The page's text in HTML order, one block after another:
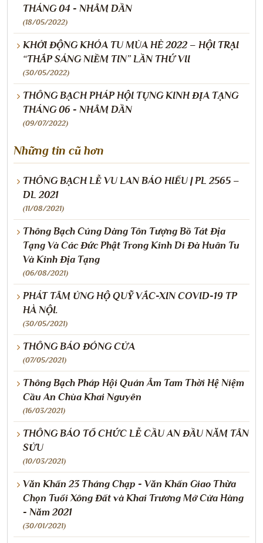
THÁNG 04 - NHÂM DẦN
(18/05/2022)
KHỞI ĐỘNG KHÓA TU MÙA HÈ 2022 – HỘI TRẠI
“THẮP SÁNG NIỀM TIN” LẦN THỨ VII
(30/05/2022)
THÔNG BẠCH PHÁP HỘI TỤNG KINH ĐỊA TẠNG
THÁNG 06 - NHÂM DẦN
(09/07/2022)
Những tin cũ hơn
THÔNG BẠCH LỄ VU LAN BÁO HIẾU | PL 2565 –
DL 2021
(11/08/2021)
Thông Bạch Cúng Dàng Tôn Tượng Bồ Tát Địa
Tạng Và Các Đức Phật Trong Kinh Di Đà Huân Tu
Và Kinh Địa Tạng
(06/08/2021)
PHÁT TÂM ỦNG HỘ QUỸ VẮC-XIN COVID-19 TP
HÀ NỘI.
(30/05/2021)
THÔNG BÁO ĐÓNG CỬA
(07/05/2021)
Thông Bạch Pháp Hội Quán Âm Tam Thời Hệ Niệm
Cầu An Chùa Khai Nguyên
(16/03/2021)
THÔNG BÁO TỔ CHỨC LỄ CẦU AN ĐẦU NĂM TÂN
SỬU
(10/03/2021)
Văn Khấn 23 Tháng Chạp - Văn Khấn Giao Thừa
Chọn Tuổi Xông Đất và Khai Trương Mở Cửa Hàng
- Năm 2021
(30/01/2021)